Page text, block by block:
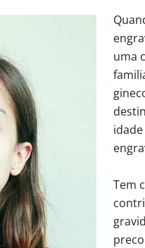
uma
Tem